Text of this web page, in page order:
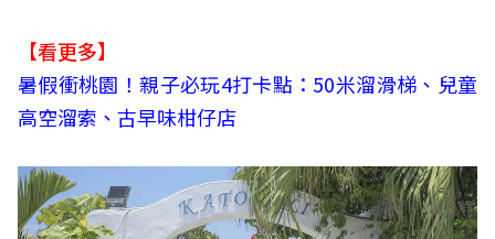
【看更多】
暑假衝桃園！親子必玩4打卡點：50米溜滑梯、兒童
高空溜索、古早味柑仔店